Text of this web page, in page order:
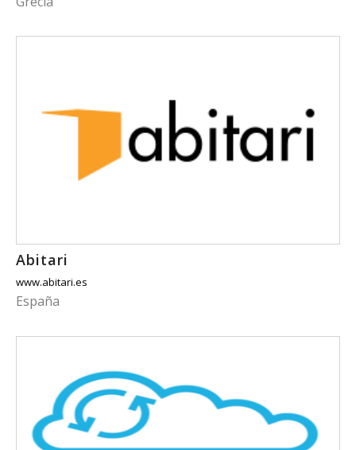
Abitari
www.abitari.es
España